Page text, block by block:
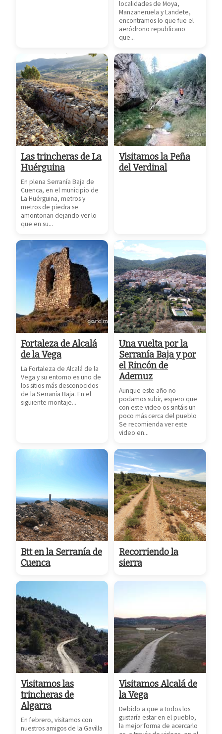
localidades de Moya,
Manzaneruela y Landete,
encontramos lo que fue el
aeródrono republicano
que...
Las trincheras de La
Huérguina
En plena Serranía Baja de
Cuenca, en el municipio de
La Huérguina, metros y
metros de piedra se
amontonan dejando ver lo
que en su...
Visitamos la Peña
del Verdinal
Fortaleza de Alcalá
de la Vega
La Fortaleza de Alcalá de la
Vega y su entorno es uno de
los sitios más desconocidos
de la Serranía Baja. En el
siguiente montaje...
Una vuelta por la
Serranía Baja y por
el Rincón de
Ademuz
Aunque este año no
podamos subir, espero que
con este video os sintáis un
poco más cerca del pueblo
Se recomienda ver este
video en...
Btt en la Serranía de
Cuenca
Recorriendo la
sierra
Visitamos las
trincheras de
Algarra
En febrero, visitamos con
nuestros amigos de la Gavilla
Visitamos Alcalá de
la Vega
Debido a que a todos los
gustaría estar en el pueblo,
la mejor forma de acercarlo